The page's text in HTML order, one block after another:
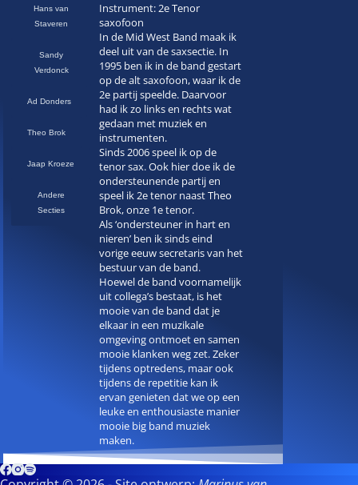
Hans van
Staveren
Sandy
Verdonck
Ad Donders
Theo Brok
Jaap Kroeze
Andere
Secties
Instrument: 2e Tenor
saxofoon
In de Mid West Band maak ik
deel uit van de saxsectie. In
1995 ben ik in de band gestart
op de alt saxofoon, waar ik de
2e partij speelde. Daarvoor
had ik zo links en rechts wat
gedaan met muziek en
instrumenten.
Sinds 2006 speel ik op de
tenor sax. Ook hier doe ik de
ondersteunende partij en
speel ik 2e tenor naast Theo
Brok, onze 1e tenor.
Als ‘ondersteuner in hart en
nieren’ ben ik sinds eind
vorige eeuw secretaris van het
bestuur van de band.
Hoewel de band voornamelijk
uit collega’s bestaat, is het
mooie van de band dat je
elkaar in een muzikale
omgeving ontmoet en samen
mooie klanken weg zet. Zeker
tijdens optredens, maar ook
tijdens de repetitie kan ik
ervan genieten dat we op een
leuke en enthousiaste manier
mooie big band muziek
maken.